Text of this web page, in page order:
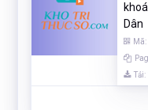
Dân
Mã: